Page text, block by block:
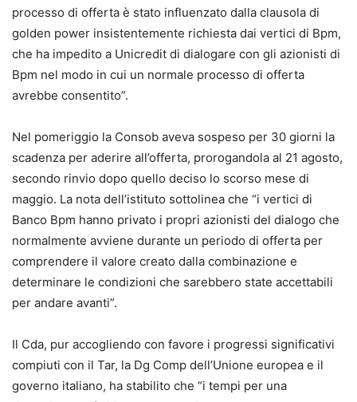
processo di offerta è stato influenzato dalla clausola di
golden power insistentemente richiesta dai vertici di Bpm,
che ha impedito a Unicredit di dialogare con gli azionisti di
Bpm nel modo in cui un normale processo di offerta
avrebbe consentito”.
Nel pomeriggio la Consob aveva sospeso per 30 giorni la
scadenza per aderire all’offerta, prorogandola al 21 agosto,
secondo rinvio dopo quello deciso lo scorso mese di
maggio. La nota dell’istituto sottolinea che “i vertici di
Banco Bpm hanno privato i propri azionisti del dialogo che
normalmente avviene durante un periodo di offerta per
comprendere il valore creato dalla combinazione e
determinare le condizioni che sarebbero state accettabili
per andare avanti”.
Il Cda, pur accogliendo con favore i progressi significativi
compiuti con il Tar, la Dg Comp dell’Unione europea e il
governo italiano, ha stabilito che “i tempi per una